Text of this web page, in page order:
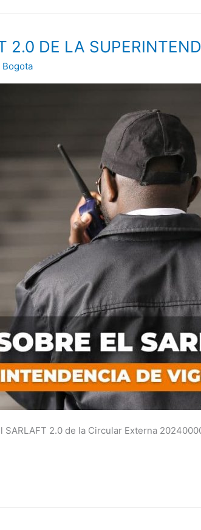
2.0 DE LA
2.0 de la Circular Externa